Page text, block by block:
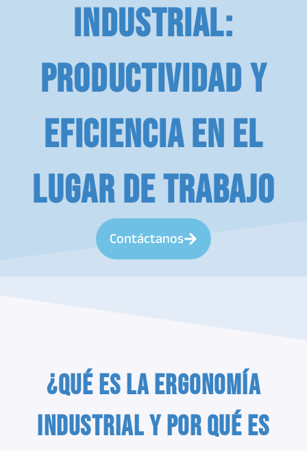
Industrial:
Productividad y
eficiencia en el
lugar de trabajo
Contáctanos
¿Qué es la Ergonomía
Industrial y por qué es